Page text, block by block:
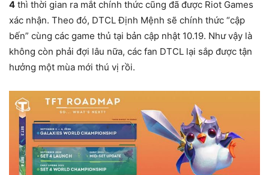
4 thì thời gian ra mắt chính thức cũng đã được Riot Games
xác nhận. Theo đó, DTCL Định Mệnh sẽ chính thức “cập
bến” cùng các game thủ tại bản cập nhật 10.19. Như vậy là
không còn phải đợi lâu nữa, các fan DTCL lại sắp được tận
hưởng một mùa mới thú vị rồi.